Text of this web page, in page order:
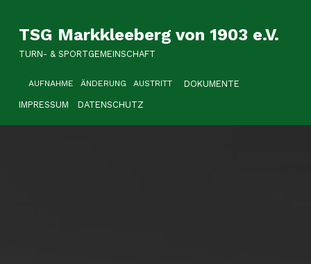
TSG Markkleeberg von 1903 e.V.
TURN- & SPORTGEMEINSCHAFT
AUFNAHME ÄNDERUNG AUSTRITT DOKUMENTE
IMPRESSUM DATENSCHUTZ